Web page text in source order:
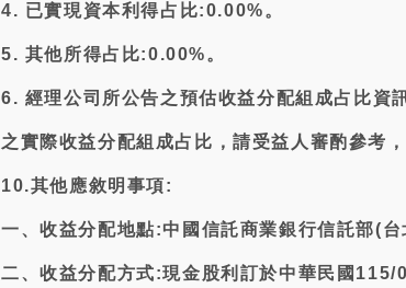
4. 已實現資本利得占比:0.00%。
5. 其他所得占比:0.00%。
6. 經理公司所公告之預估收益分配組成占比資
之實際收益分配組成占比，請受益人審酌參考
10.其他應敘明事項:
一、收益分配地點:中國信託商業銀行信託部(
二、收益分配方式:現金股利訂於中華民國